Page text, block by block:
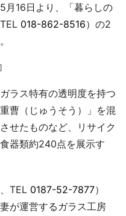
月16日より、「暮らしの
018-862-8516）の2
ラス特有の透明度を持つ
曹（じゅうそう）」を混
せたものなど、リサイク
器類約240点を展示す
TEL 0187-52-7877）
が運営するガラス工房